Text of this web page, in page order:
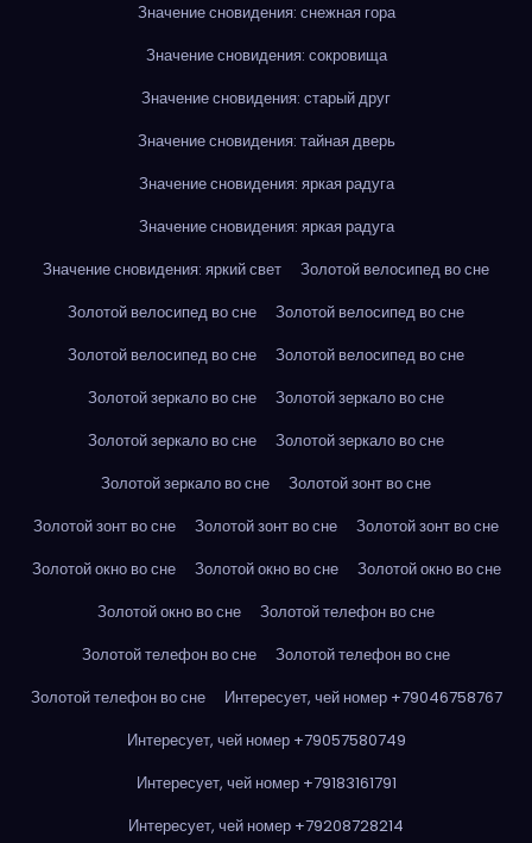
Значение сновидения: снежная гора
Значение сновидения: сокровища
Значение сновидения: старый друг
Значение сновидения: тайная дверь
Значение сновидения: яркая радуга
Значение сновидения: яркая радуга
Значение сновидения: яркий свет
Золотой велосипед во сне
Золотой велосипед во сне
Золотой велосипед во сне
Золотой велосипед во сне
Золотой велосипед во сне
Золотой зеркало во сне
Золотой зеркало во сне
Золотой зеркало во сне
Золотой зеркало во сне
Золотой зеркало во сне
Золотой зонт во сне
Золотой зонт во сне
Золотой зонт во сне
Золотой зонт во сне
Золотой окно во сне
Золотой окно во сне
Золотой окно во сне
Золотой окно во сне
Золотой телефон во сне
Золотой телефон во сне
Золотой телефон во сне
Золотой телефон во сне
Интересует, чей номер +79046758767
Интересует, чей номер +79057580749
Интересует, чей номер +79183161791
Интересует, чей номер +79208728214